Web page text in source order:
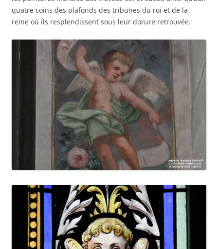
quatre coins des plafonds des tribunes du roi et de la
reine où ils resplendissent sous leur dorure retrouvée.